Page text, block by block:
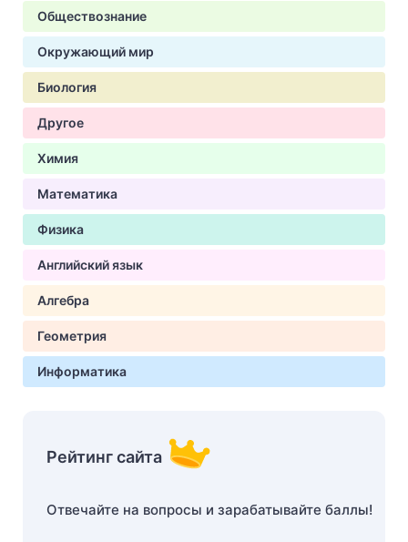
Обществознание
Окружающий мир
Биология
Другое
Химия
Математика
Физика
Английский язык
Алгебра
Геометрия
Информатика
Рейтинг сайта
Отвечайте на вопросы и зарабатывайте баллы!